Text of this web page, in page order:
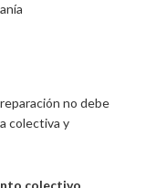
no debe
colectiva y
colectivo